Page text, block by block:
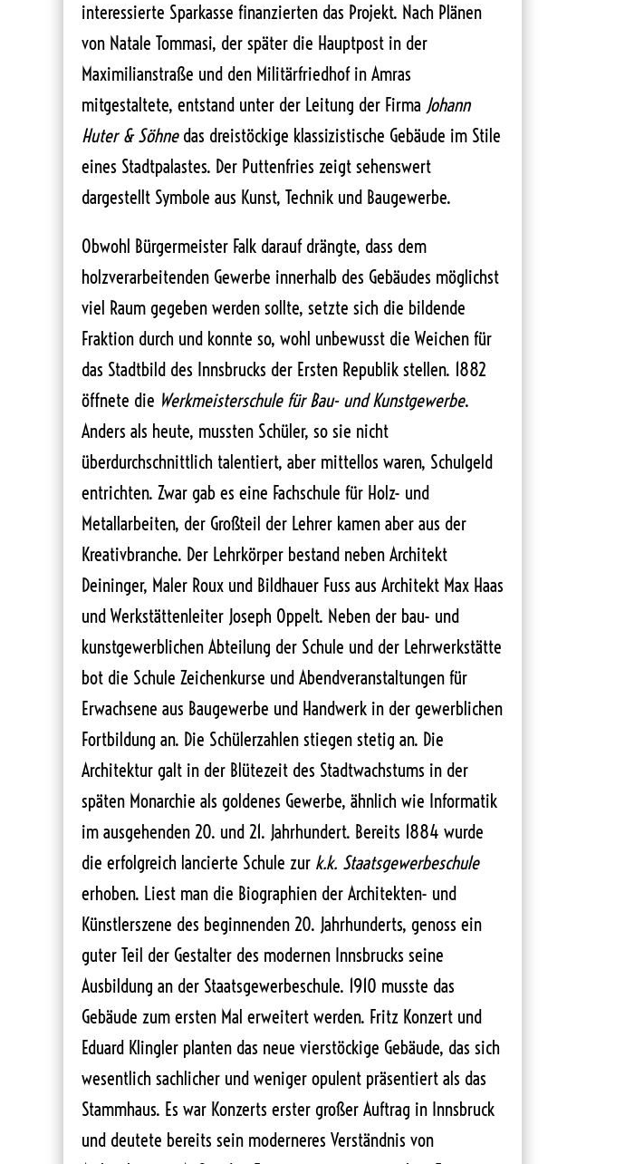
interessierte Sparkasse finanzierten das Projekt. Nach Plänen
von Natale Tommasi, der später die Hauptpost in der
Maximilianstraße und den Militärfriedhof in Amras
mitgestaltete, entstand unter der Leitung der Firma Johann
Huter & Söhnedas dreistöckige klassizistische Gebäude im Stile
eines Stadtpalastes. Der Puttenfries zeigt sehenswert
dargestellt Symbole aus Kunst, Technik und Baugewerbe.
Obwohl Bürgermeister Falk darauf drängte, dass dem
holzverarbeitenden Gewerbe innerhalb des Gebäudes möglichst
viel Raum gegeben werden sollte, setzte sich die bildende
Fraktion durch und konnte so, wohl unbewusst die Weichen für
das Stadtbild des Innsbrucks der Ersten Republik stellen. 1882
öffnete die Werkmeisterschule für Bau- und Kunstgewerbe.
Anders als heute, mussten Schüler, so sie nicht
überdurchschnittlich talentiert, aber mittellos waren, Schulgeld
entrichten. Zwar gab es eine Fachschule für Holz- und
Metallarbeiten, der Großteil der Lehrer kamen aber aus der
Kreativbranche. Der Lehrkörper bestand neben Architekt
Deininger, Maler Roux und Bildhauer Fuss aus Architekt Max Haas
und Werkstättenleiter Joseph Oppelt. Neben der bau- und
kunstgewerblichen Abteilung der Schule und der Lehrwerkstätte
bot die Schule Zeichenkurse und Abendveranstaltungen für
Erwachsene aus Baugewerbe und Handwerk in der gewerblichen
Fortbildung an. Die Schülerzahlen stiegen stetig an. Die
Architektur galt in der Blütezeit des Stadtwachstums in der
späten Monarchie als goldenes Gewerbe, ähnlich wie Informatik
im ausgehenden 20. und 21. Jahrhundert. Bereits 1884 wurde
die erfolgreich lancierte Schule zur k.k. Staatsgewerbeschule
erhoben. Liest man die Biographien der Architekten- und
Künstlerszene des beginnenden 20. Jahrhunderts, genoss ein
guter Teil der Gestalter des modernen Innsbrucks seine
Ausbildung an der Staatsgewerbeschule. 1910 musste das
Gebäude zum ersten Mal erweitert werden. Fritz Konzert und
Eduard Klingler planten das neue vierstöckige Gebäude, das sich
wesentlich sachlicher und weniger opulent präsentiert als das
Stammhaus. Es war Konzerts erster großer Auftrag in Innsbruck
und deutete bereits sein moderneres Verständnis von